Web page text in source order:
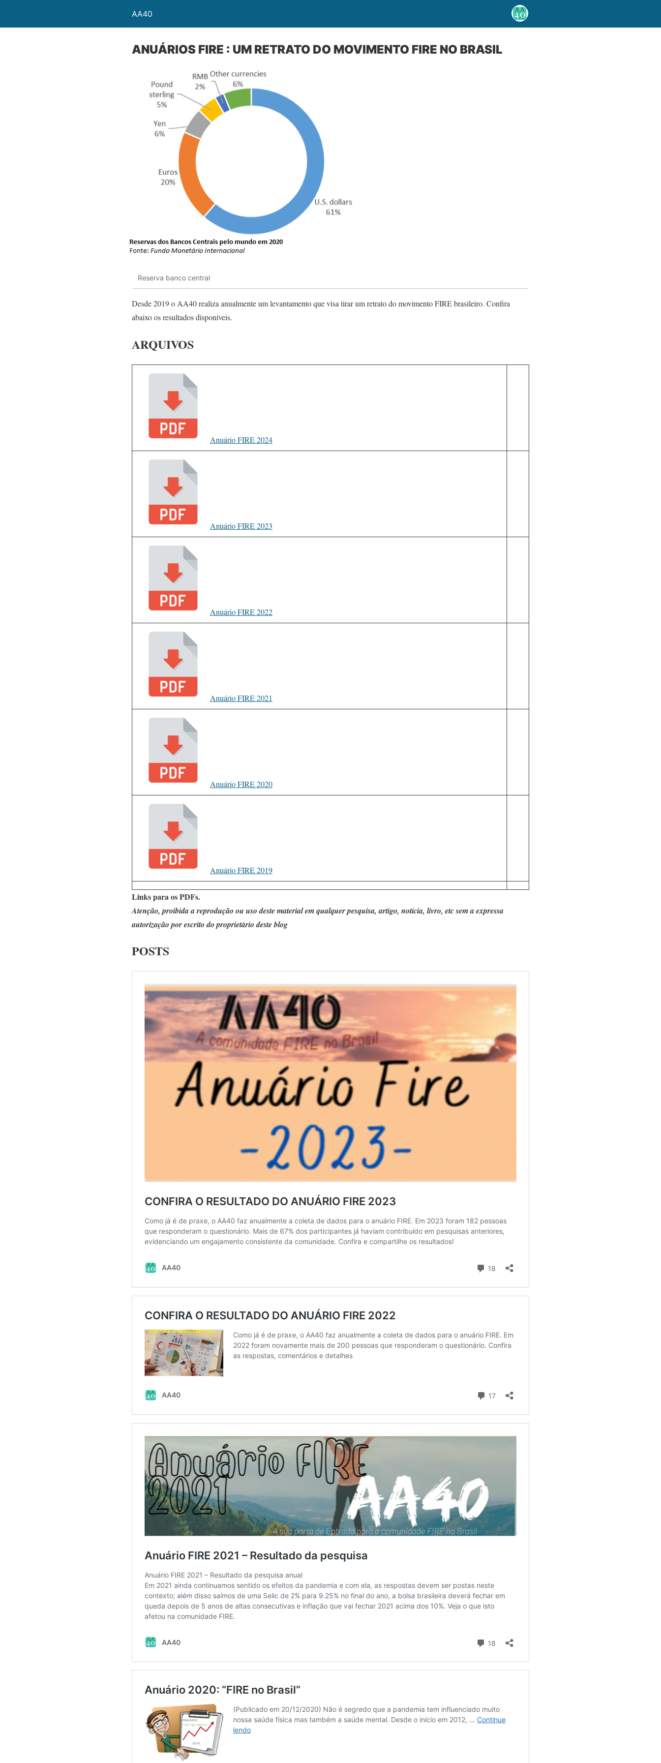
AA40
ANUÁRIOS FIRE : UM RETRATO DO MOVIMENTO FIRE NO BRASIL
Reserva banco central
Desde 2019 o AA40 realiza anualmente um levantamento que visa tirar um retrato do movimento FIRE brasileiro. Confira
abaixo os resultados disponíveis.
ARQUIVOS
Anuário FIRE 2024
Anuário FIRE 2023
Anuário FIRE 2022
Anuário FIRE 2021
Anuário FIRE 2020
Anuário FIRE 2019
Links para os PDFs.
Atenção,proibidaa reprodução ou uso deste material em qualquer pesquisa, artigo, notícia, livro, etc sem a expressa
autorização por escrito do proprietário deste blog
POSTS